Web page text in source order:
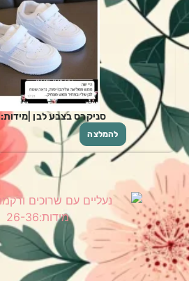
סניקרס בצבע לבן |מידות: 21-38
להמלצה